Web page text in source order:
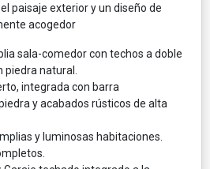
paisaje exterior y un diseño de
acogedor
sala-comedor con techos a doble
natural.
integrada con barra
y acabados rústicos de alta
y luminosas habitaciones.